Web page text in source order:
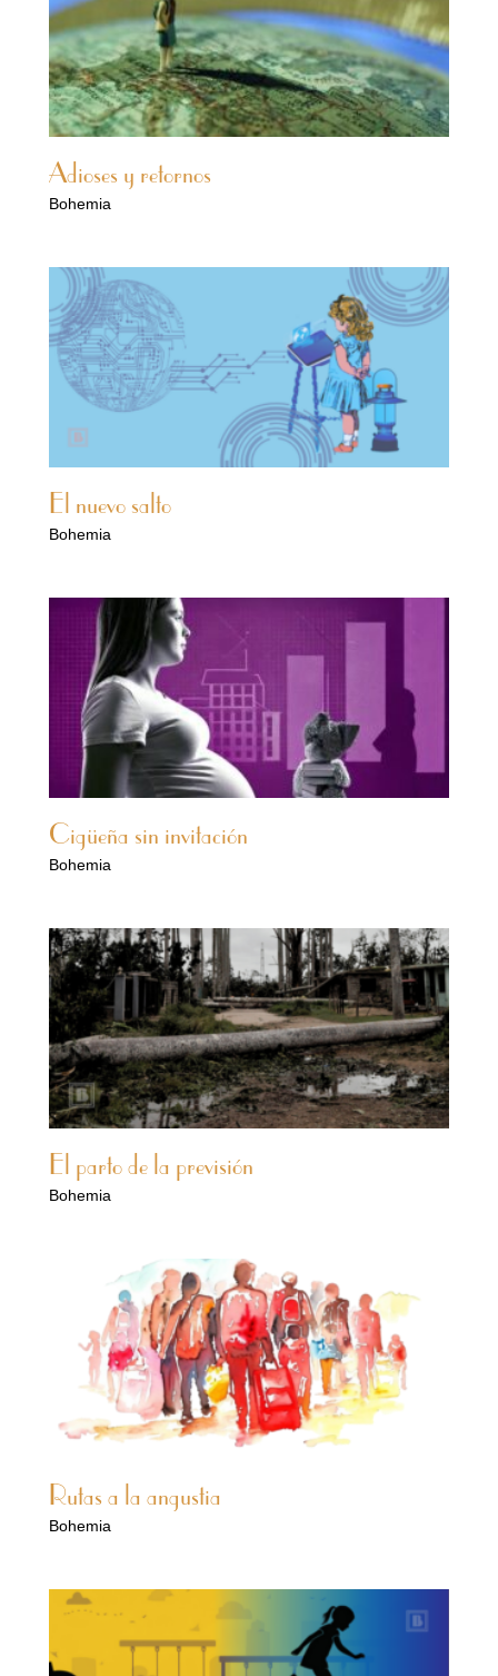
Adioses y retornos
Bohemia
El nuevo salto
Bohemia
Cigüeña sin invitación
Bohemia
El parto de la previsión
Bohemia
Rutas a la angustia
Bohemia